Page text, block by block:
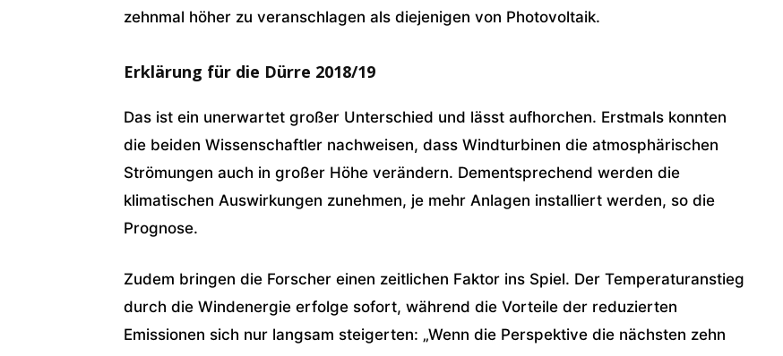
zehnmal höher zu veranschlagen als diejenigen von Photovoltaik.
Erklärung für die Dürre 2018/19
Das ist ein unerwartet großer Unterschied und lässt aufhorchen. Erstmals konnten
die beiden Wissenschaftler nachweisen, dass Windturbinen die atmosphärischen
Strömungen auch in großer Höhe verändern. Dementsprechend werden die
klimatischen Auswirkungen zunehmen, je mehr Anlagen installiert werden, so die
Prognose.
Zudem bringen die Forscher einen zeitlichen Faktor ins Spiel. Der Temperaturanstieg
durch die Windenergie erfolge sofort, während die Vorteile der reduzierten
Emissionen sich nur langsam steigerten: „Wenn die Perspektive die nächsten zehn